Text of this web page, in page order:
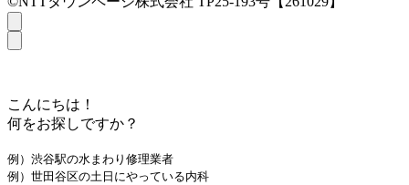
こんにちは！
何をお探しですか？
例）渋谷駅の水まわり修理業者
例）世田谷区の土日にやっている内科